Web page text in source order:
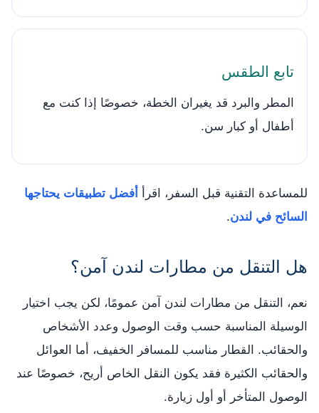
تابع الطقس
المطر والبرد قد يغيران الخطة، خصوصًا إذا كنت مع
أطفال أو كبار سن.
للمساعدة التقنية قبل السفر، اقرأ
أفضل تطبيقات يحتاجها
السائح في لندن.
هل التنقل من مطارات لندن آمن؟
نعم، التنقل من مطارات لندن آمن عمومًا، لكن يجب اختيار
الوسيلة المناسبة حسب وقت الوصول وعدد الأشخاص
والحقائب. القطار مناسب للمسافر الخفيف، أما العوائل
والحقائب الكثيرة فقد يكون النقل الخاص أريح، خصوصًا عند
الوصول المتأخر أو أول زيارة.